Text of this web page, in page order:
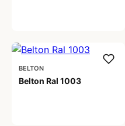
BELTON
Belton Ral 1003